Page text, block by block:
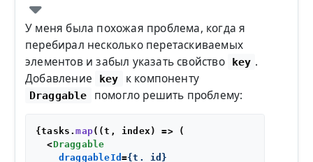
У меня была похожая проблема, когда я
перебирал несколько перетаскиваемых
элементов и забыл указать свойство
key .
Добавление
key к компоненту
Draggable помогло решить проблему:
{tasks.map( (t, index) => (
<Draggable
draggableId={t._id}